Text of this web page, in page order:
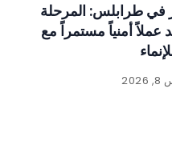
في طرابلس: المرحلة
أمنياً مستمراً مع